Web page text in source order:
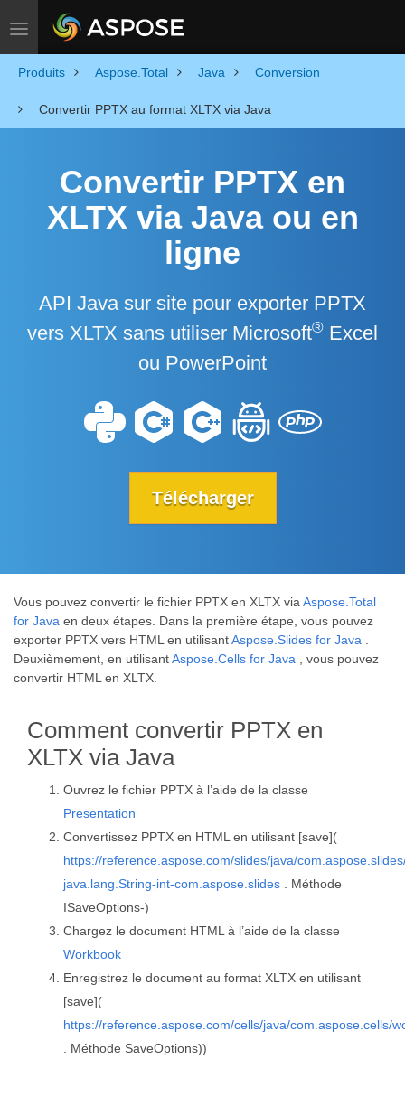
Toggle navigation
Produits Aspose.Total Java Conversion
Convertir PPTX au format XLTX via Java
Convertir PPTX en
XLTX via Java ou en
ligne
API Java sur site pour exporter PPTX
vers XLTX sans utiliser Microsoft® Excel
ou PowerPoint
Télécharger
Vous pouvez convertir le fichier PPTX en XLTX via Aspose.Total
for Java en deux étapes. Dans la première étape, vous pouvez
exporter PPTX vers HTML en utilisantAspose.Slides for Java
Deuxièmement, en utilisantAspose.Cells for Java , vous pouvez
convertir HTML en XLTX.
Comment convertir PPTX en
XLTX via Java
Ouvrez le fichier PPTX à l’aide de la classe
Presentation
Convertissez PPTX en HTML en utilisant [save](
https://reference.aspose.com/slides/java/
java.lang.String-int-com.aspose.slides . Méthode
ISaveOptions-)
Chargez le document HTML à l’aide de la classe
Workbook
Enregistrez le document au format XLTX en utilisant
[save](
https://reference.aspose.com/cells/java/com.aspose.cells/
. Méthode SaveOptions))